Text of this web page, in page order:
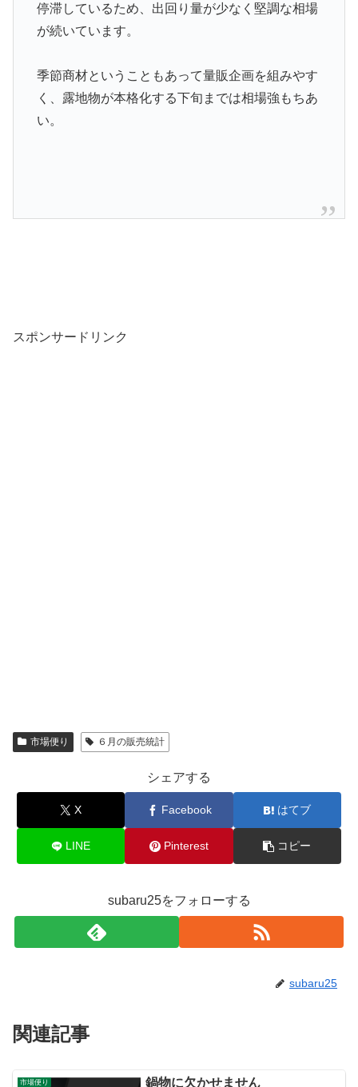
停滞しているため、出回り量が少なく堅調な相場
が続いています。
季節商材ということもあって量販企画を組みやす
く、露地物が本格化する下旬までは相場強もちあ
い。
スポンサードリンク
市場便り ６月の販売統計
シェアする
X Facebook はてブ
LINE Pinterest コピー
subaru25をフォローする
subaru25
関連記事
市場便り 鍋物に欠かせません